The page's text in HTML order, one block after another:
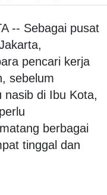
-- Sebagai pusat
pencari kerja
sebelum
nasib di Ibu Kota,
berbagai
tinggal dan